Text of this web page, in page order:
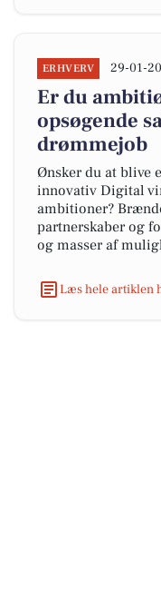
ERHVERV 29-01-
Er du
opsøgende
drømmejob
Ønsker du at blive
innovativ Digital
ambitioner?
partnerskaber og
og masser af
Læs hele artiklen